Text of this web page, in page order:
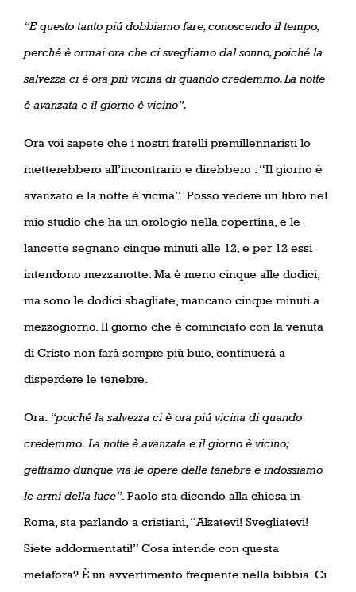
“E questo tanto piú dobbiamo fare, conoscendo il tempo,
perché è ormai ora che ci svegliamo dal sonno, poiché la
salvezza ci è ora piú vicina di quando credemmo. La notte
è avanzata e il giorno è vicino”.
Ora voi sapete che i nostri fratelli premillennaristi lo
metterebbero all’incontrario e direbbero : “Il giorno è
avanzato e la notte è vicina”. Posso vedere un libro nel
mio studio che ha un orologio nella copertina, e le
lancette segnano cinque minuti alle 12, e per 12 essi
intendono mezzanotte. Ma è meno cinque alle dodici,
ma sono le dodici sbagliate, mancano cinque minuti a
mezzogiorno. Il giorno che è cominciato con la venuta
di Cristo non farà sempre più buio, continuerà a
disperdere le tenebre.
Ora: “poiché la salvezza ci è ora piú vicina di quando
credemmo. La notte è avanzata e il giorno è vicino;
gettiamo dunque via le opere delle tenebre e indossiamo
le armi della luce”. Paolo sta dicendo alla chiesa in
Roma, sta parlando a cristiani, “Alzatevi! Svegliatevi!
Siete addormentati!” Cosa intende con questa
metafora? È un avvertimento frequente nella bibbia. Ci